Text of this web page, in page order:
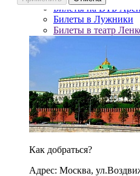
Билеты на ВТБ
Билеты в Лужники
Билеты в театр
Как добраться?
Адрес: Москва,